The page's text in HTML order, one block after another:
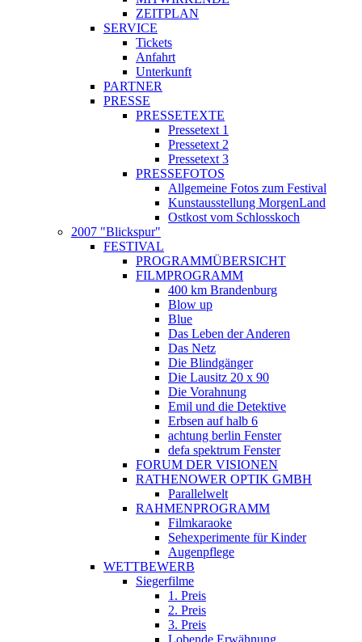
ZEITPLAN
SERVICE
Tickets
Anfahrt
Unterkunft
PARTNER
PRESSE
PRESSETEXTE
Pressetext 1
Pressetext 2
Pressetext 3
PRESSEFOTOS
Allgemeine Fotos zum Festival
Kunstausstellung MorgenLand
Ostkost vom Schlosskoch
2007 "Blickspur"
FESTIVAL
PROGRAMMÜBERSICHT
FILMPROGRAMM
400 km Brandenburg
Blow up
Blue
Das Leben der Anderen
Das Netz
Die Blindgänger
Die Lausitz 20 x 90
Die Vorahnung
Emil und die Detektive
Erbsen auf halb 6
achtung berlin Fenster
defa spektrum Fenster
FORUM DER VISIONEN
RATHENOWER OPTIK GMBH
Parallelwelt
RAHMENPROGRAMM
Filmkaraoke
Sehexperimente für Kinder
Augenpflege
WETTBEWERB
Siegerfilme
1. Preis
2. Preis
3. Preis
Lobende Erwähnung